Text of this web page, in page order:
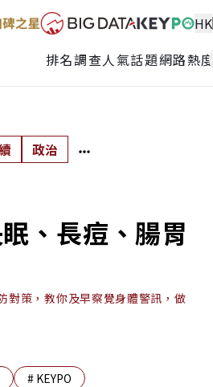
HK
排名調查人氣話題網路熱度
政治
、長痘、腸胃
對策，教你及早察覺身體警訊，做
# KEYPO